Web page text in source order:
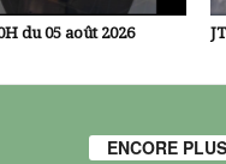
du 05 août 2026
ENCORE